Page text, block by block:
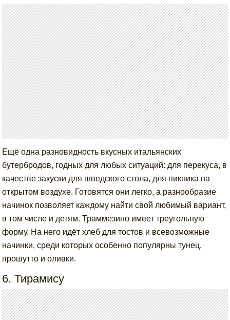
Ещё одна разновидность вкусных итальянских
бутербродов, годных для любых ситуаций: для перекуса, в
качестве закуски для шведского стола, для пикника на
открытом воздухе. Готовятся они легко, а разнообразие
начинок позволяет каждому найти свой любимый вариант,
в том числе и детям. Траммезино имеет треугольную
форму. На него идёт хлеб для тостов и всевозможные
начинки, среди которых особенно популярны тунец,
прошутто и оливки.
6. Тирамису